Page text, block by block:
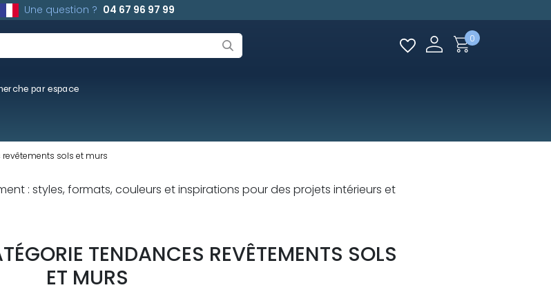
Une question ? 04 67 96 97 99
par espace
0
revêtements sols et murs
: styles, formats, couleurs et inspirations pour des projets intérieurs et
TENDANCES REVÊTEMENTS SOLS
ET MURS